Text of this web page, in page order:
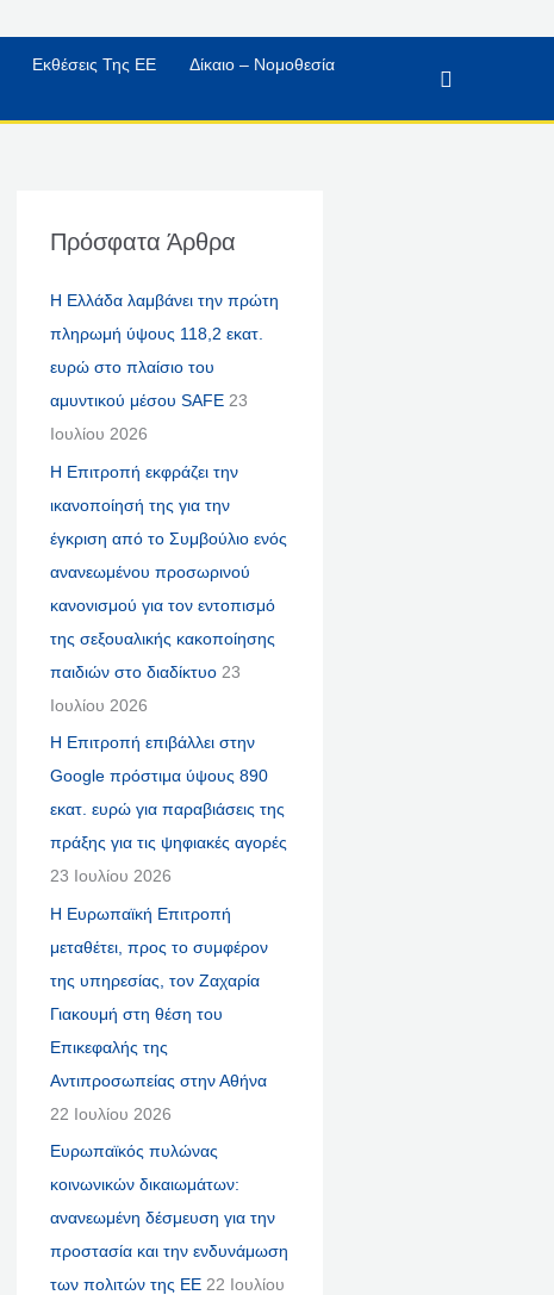
Εκθέσεις Της ΕΕ
Δίκαιο – Νομοθεσία
Αναζήτηση
Πρόσφατα Άρθρα
Η Ελλάδα λαμβάνει την πρώτη
πληρωμή ύψους 118,2 εκατ.
ευρώ στο πλαίσιο του
αμυντικού μέσου SAFE 23
Ιουλίου 2026
Η Επιτροπή εκφράζει την
ικανοποίησή της για την
έγκριση από το Συμβούλιο ενός
ανανεωμένου προσωρινού
κανονισμού για τον εντοπισμό
της σεξουαλικής κακοποίησης
παιδιών στο διαδίκτυο 23
Ιουλίου 2026
Η Επιτροπή επιβάλλει στην
Google πρόστιμα ύψους 890
εκατ. ευρώ για παραβιάσεις της
πράξης για τις ψηφιακές αγορές
23 Ιουλίου 2026
Η Ευρωπαϊκή Επιτροπή
μεταθέτει, προς το συμφέρον
της υπηρεσίας, τον Ζαχαρία
Γιακουμή στη θέση του
Επικεφαλής της
Αντιπροσωπείας στην Αθήνα
22 Ιουλίου 2026
Ευρωπαϊκός πυλώνας
κοινωνικών δικαιωμάτων:
ανανεωμένη δέσμευση για την
προστασία και την ενδυνάμωση
των πολιτών της ΕΕ 22 Ιουλίου